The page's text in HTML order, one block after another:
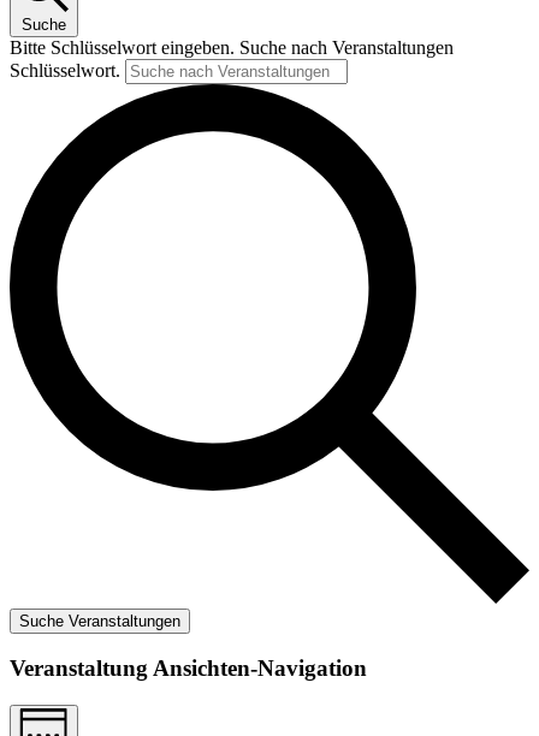
Suche
Bitte Schlüsselwort eingeben. Suche nach Veranstaltungen
Schlüsselwort.
Suche Veranstaltungen
Veranstaltung Ansichten-Navigation